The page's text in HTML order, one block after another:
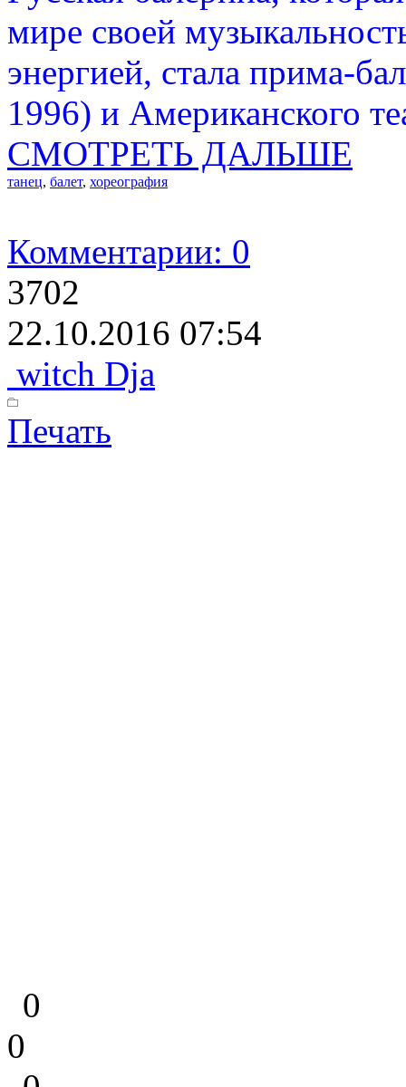
мире своей
энергией, стала прима-
1996) и Американского
СМОТРЕТЬ ДАЛЬШЕ
танец, балет, хореография
Комментарии: 0
3702
22.10.2016 07:54
witch Dja
Печать
0
0